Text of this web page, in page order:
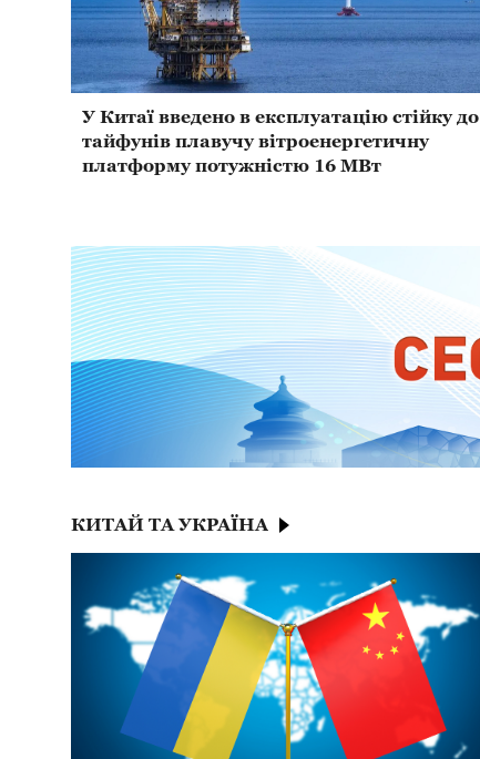
У Китаї введено в експлуатацію стійку до
тайфунів плавучу вітроенергетичну
платформу потужністю 16 МВт
КИТАЙ ТА УКРАЇНА